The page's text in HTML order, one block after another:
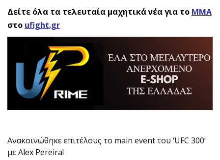
Δείτε όλα τα τελευταία μαχητικά νέα για το ΜΜΑ
στο ufight.gr
Ανακοινώθηκε επιτέλους το main event του ‘UFC 300’
με Alex Pereira!